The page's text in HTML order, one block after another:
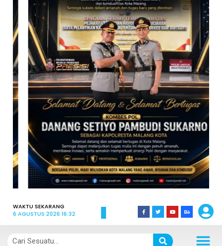
WAKTU SEKARANG
6 AGUSTUS 2026 16:32